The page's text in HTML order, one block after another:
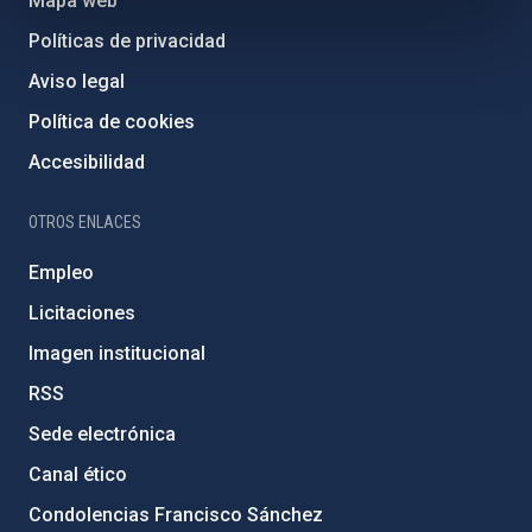
Políticas de privacidad
Aviso legal
Política de cookies
Accesibilidad
OTROS ENLACES
Empleo
Licitaciones
Imagen institucional
RSS
Sede electrónica
Canal ético
Condolencias Francisco Sánchez